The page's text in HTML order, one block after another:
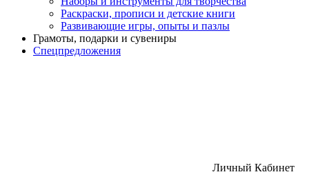
Раскраски, прописи и детские книги
Развивающие игры, опыты и пазлы
Грамоты, подарки и сувениры
Спецпредложения
Личный Кабинет